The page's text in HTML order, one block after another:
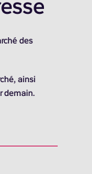
des
ainsi
demain.